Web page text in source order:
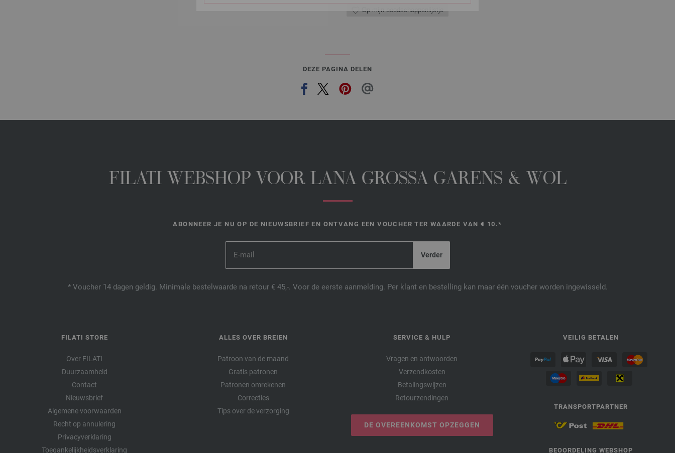
Op mijn boodschappenlijstje
DEZE PAGINA DELEN
FILATI WEBSHOP VOOR LANA GROSSA GARENS & WOL
ABONNEER JE NU OP DE NIEUWSBRIEF EN ONTVANG EEN VOUCHER TER WAARDE VAN € 10.*
* Voucher 14 dagen geldig. Minimale bestelwaarde na retour € 45,-. Voor de eerste aanmelding. Per klant en bestelling kan maar één voucher worden ingewisseld.
FILATI STORE
Over FILATI
Duurzaamheid
Contact
Nieuwsbrief
Algemene voorwaarden
Recht op annulering
Privacyverklaring
Toegankelijkheidsverklaring
ALLES OVER BREIEN
Patroon van de maand
Gratis patronen
Patronen omrekenen
Correcties
Tips over de verzorging
SERVICE & HULP
Vragen en antwoorden
Verzendkosten
Betalingswijzen
Retourzendingen
DE OVEREENKOMST OPZEGGEN
VEILIG BETALEN
TRANSPORTPARTNER
BEOORDELING WEBSHOP